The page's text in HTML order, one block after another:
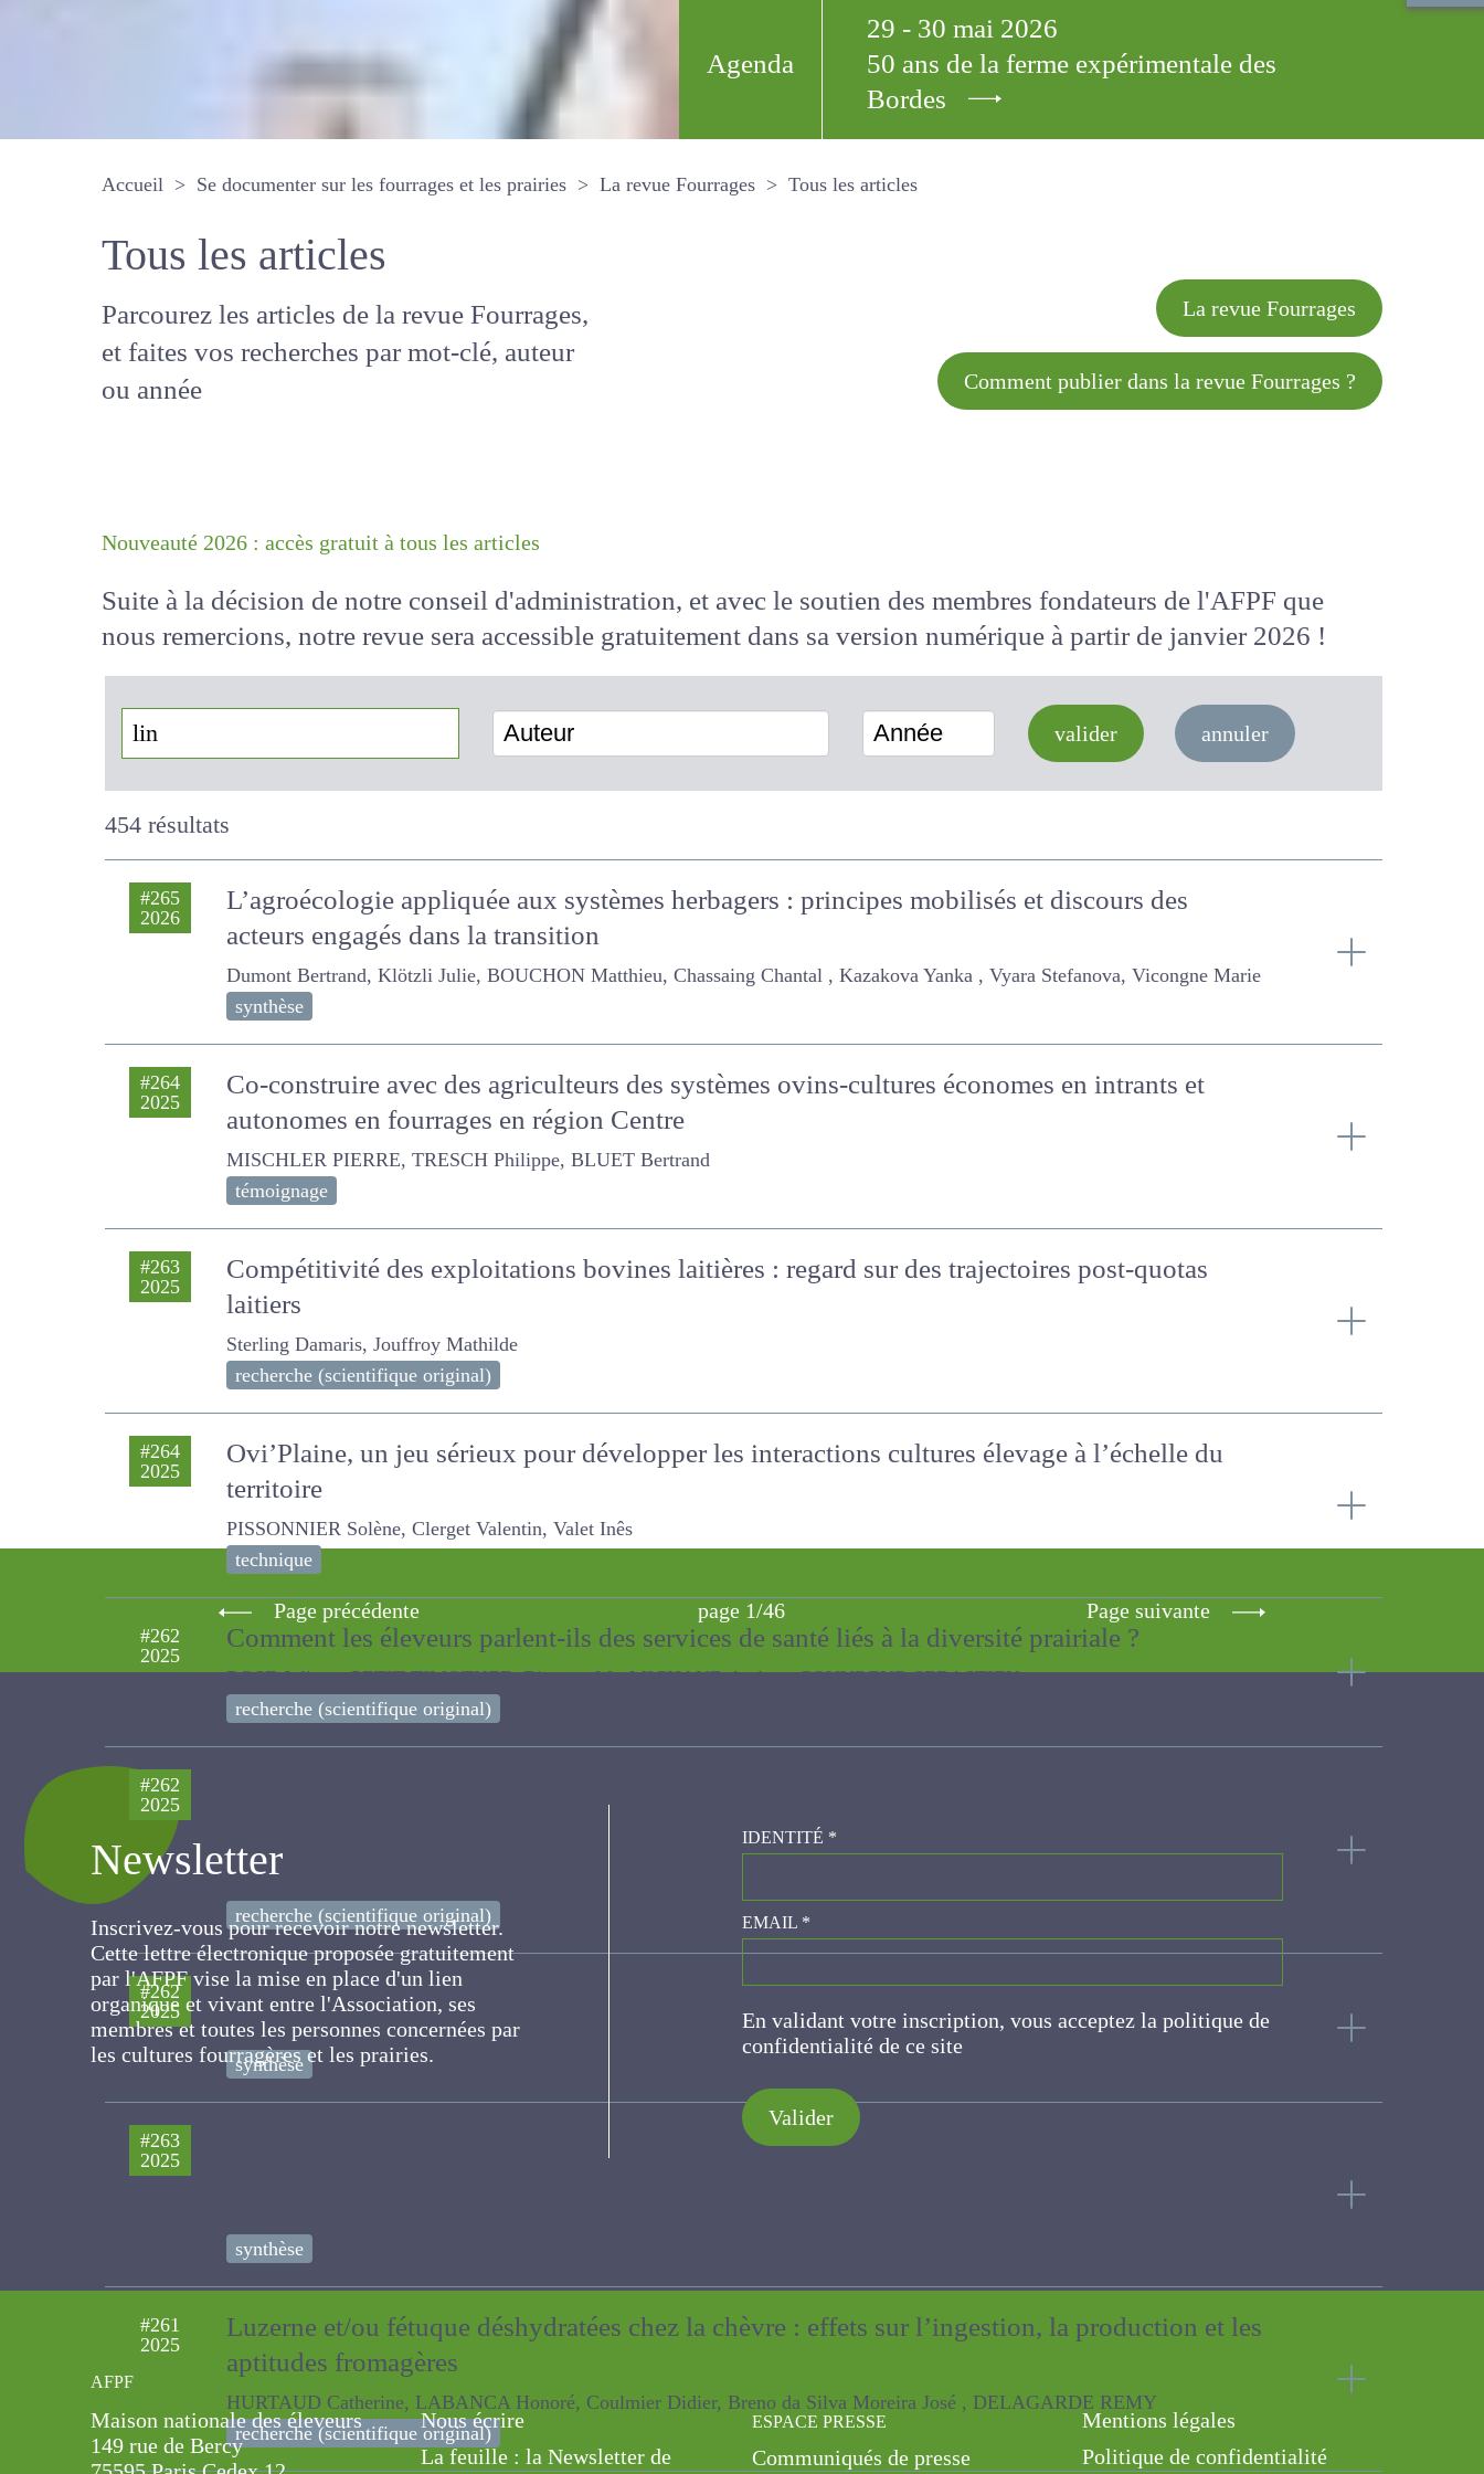
Agenda
29 - 30 mai 2026
50 ans de la ferme expérimentale des
Bordes
Accueil Se documenter sur les fourrages et les prairies La revue Fourrages Tous les articles
Tous les articles
Parcourez les articles de la revue
Fourrages, et faites vos recherches par
mot-clé, auteur ou année
La revue Fourrages
Comment publier dans la revue Fourrages ?
Suite à la décision de notre conseil d'administration, et avec le soutien des membres fondateurs de l'AFPF que
nous remercions, notre revue sera accessiblegratuitementdans sa version numériqueà partir de janvier 2026
!
Auteur Année valider annuler
454 résultats
#265
2026
L’agroécologie appliquée aux systèmes herbagers : principes mobilisés et discours des
acteurs engagés dans la transition
Dumont Bertrand, Klötzli Julie, BOUCHON Matthieu, Chassaing Chantal , Kazakova Yanka , Vyara Stefanova, Vicongne Marie
synthèse
#264
2025
Co-construire avec des agriculteurs des systèmes ovins-cultures économes en intrants et
autonomes en fourrages en région Centre
MISCHLER PIERRE, TRESCH Philippe, BLUET Bertrand
témoignage
#263
2025
Compétitivité des exploitations bovines laitières : regard sur des trajectoires post-quotas
laitiers
Sterling Damaris, Jouffroy Mathilde
recherche (scientifique original)
#264
2025
Ovi’Plaine, un jeu sérieux pour développer les interactions cultures élevage à l’échelle du
territoire
PISSONNIER Solène, Clerget Valentin, Valet Inês
technique
#262
2025 Comment les éleveurs parlent-ils des services de santé liés à la diversité prairiale ?
ROSE Juliette, PETIT TIMOTHEE, Biasotto M., MICHAUD Audrey, COUVREUR SEBASTIEN
recherche (scientifique original)
#262
2025
COUVREUR SEBASTIEN, SENECAL JULIETTE, FAURE PASCALE, ODOUX Jean-François, Morvan-Bertrand ANNETTE, Lemauviel-
recherche (scientifique original)
#262
2025 État des lieux de l’agrivoltaïsme appliqué à l’élevage des ruminants
FRADIN Julien, D'AZEMAR Marianne
synthèse
#263
2025
Les systèmes laitiers herbagers pâturant du Grand Ouest : efficaces et durables grâce à leur
synthèse
#261
2025
Luzerne et/ou fétuque déshydratées chez la chèvre : effets sur l’ingestion, la production et
les aptitudes fromagères
HURTAUD Catherine, LABANCA Honoré, Coulmier Didier, Breno da Silva Moreira José , DELAGARDE REMY
recherche (scientifique original)
Page précédente page 1/46 Page suivante
Newsletter
Inscrivez-vous pour recevoir notre newsletter.
Cette lettre électronique proposée
gratuitement par l'AFPF vise la mise en place
d'un lien organique et vivant entre
l'Association, ses membres et toutes les
personnes concernées par les cultures
fourragères et les prairies.
IDENTITÉ*
EMAIL*
En validant votre inscription, vous acceptez la politique
de confidentialité de ce site
Valider
AFPF
Maison nationale des éleveurs
149 rue de Bercy
Nous écrire
La feuille : la Newsletter de
ESPACE PRESSE
Communiqués de presse
Mentions légales
Politique de confidentialité